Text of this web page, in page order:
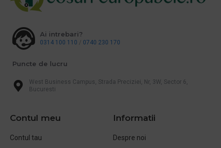
Ai intrebari?
0314 100 110 / 0740 230 170
Puncte de lucru
West Business Campus, Strada Preciziei, Nr, 3W, Sector 6,
Bucuresti
Contul meu
Contul tau
Informatii
Despre noi